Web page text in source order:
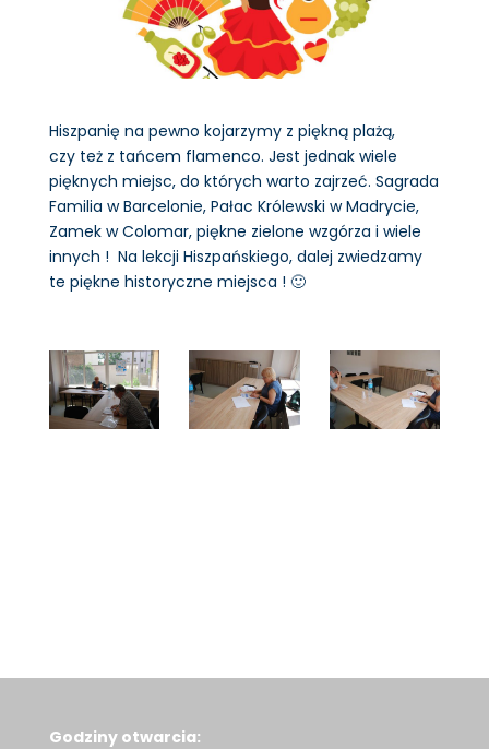
Hiszpanię na pewno kojarzymy z piękną plażą,
czy też z tańcem flamenco. Jest jednak wiele
pięknych miejsc, do których warto zajrzeć. Sagrada
Familia w Barcelonie, Pałac Królewski w Madrycie,
Zamek w Colomar, piękne zielone wzgórza i wiele
innych ! Na lekcji Hiszpańskiego, dalej zwiedzamy
te piękne historyczne miejsca ! 🙂
Godziny otwarcia: